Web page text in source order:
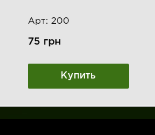
Арт: 200
75 грн
Купить